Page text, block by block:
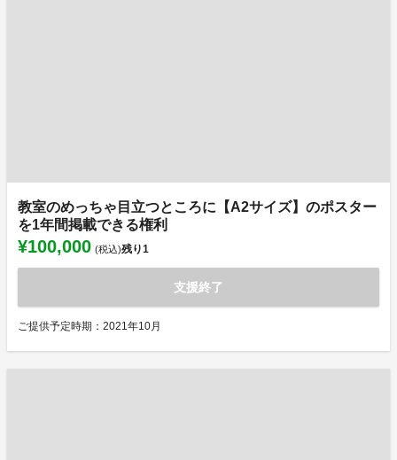
教室のめっちゃ目立つところに【A2サイズ】のポスター
を1年間掲載できる権利
¥100,000 (税込)残り1
支援終了
ご提供予定時期：2021年10月